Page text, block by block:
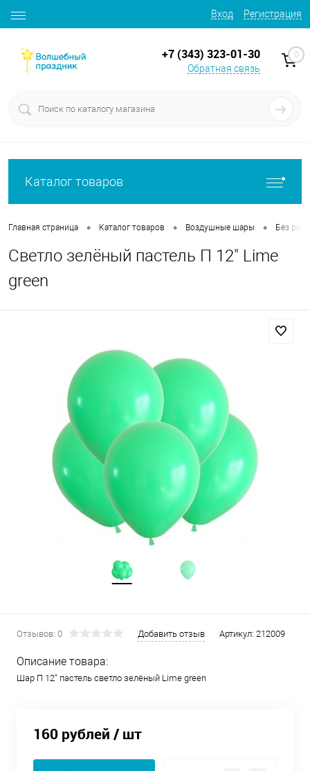
Вход Регистрация
+7 (343) 323-01-30
Обратная связь
0
Каталог товаров
Главная страница • Каталог товаров • Воздушные шары • Без
Светло зелёный пастель П 12" Lime
green
Отзывов: 0 Добавить отзыв Артикул: 212009
Описание товара:
Шар П 12" пастель светло зелёный Lime green
160 рублей / шт